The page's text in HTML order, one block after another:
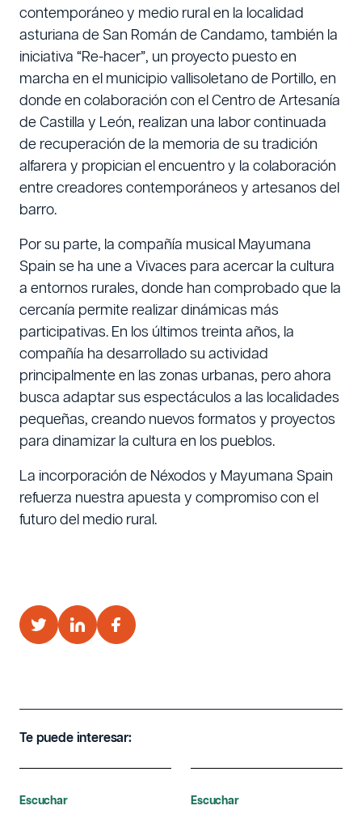
contemporáneo y medio rural en la localidad
asturiana de San Román de Candamo, también la
iniciativa “Re-hacer”, un proyecto puesto en
marcha en el municipio vallisoletano de Portillo, en
donde en colaboración con el Centro de Artesanía
de Castilla y León, realizan una labor continuada
de recuperación de la memoria de su tradición
alfarera y propician el encuentro y la colaboración
entre creadores contemporáneos y artesanos del
barro.
Por su parte, la compañía musical Mayumana
Spain se ha une a Vivaces para acercar la cultura
a entornos rurales, donde han comprobado que la
cercanía permite realizar dinámicas más
participativas. En los últimos treinta años, la
compañía ha desarrollado su actividad
principalmente en las zonas urbanas, pero ahora
busca adaptar sus espectáculos a las localidades
pequeñas, creando nuevos formatos y proyectos
para dinamizar la cultura en los pueblos.
La incorporación de Néxodos y Mayumana Spain
refuerza nuestra apuesta y compromiso con el
futuro del medio rural.
Te puede interesar:
Escuchar Escuchar